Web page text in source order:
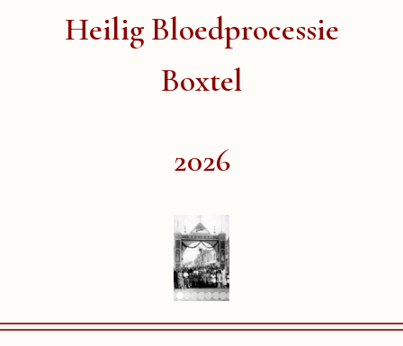
Heilig Bloedprocessie
Boxtel
2026